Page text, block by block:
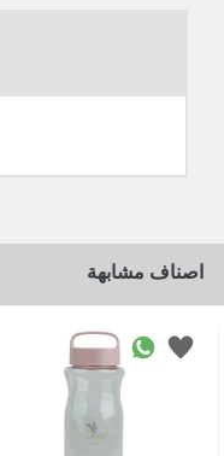
اصناف مشابهة